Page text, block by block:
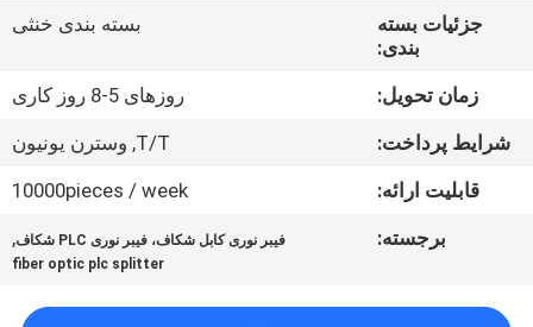
تماس
بگیرید
جزئیات بسته
بندی:
بسته بندی خنثی
زمان تحویل:
روزهای 5-8 روز کاری
شرایط پرداخت:
T/T, وسترن یونیون
قابلیت ارائه:
10000pieces / week
برجسته:
فیبر نوری کابل شکاف، فیبر نوری PLC شکاف ,
fiber optic plc splitter